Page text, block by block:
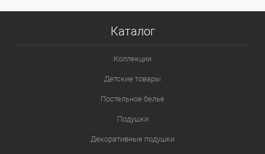
Каталог
Коллекции
Детские товары
Постельное белье
Подушки
Декоративные подушки